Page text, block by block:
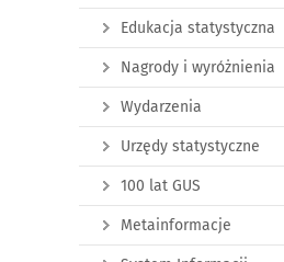
Edukacja statystyczna
Nagrody i wyróżnienia
Wydarzenia
Urzędy statystyczne
100 lat GUS
Metainformacje